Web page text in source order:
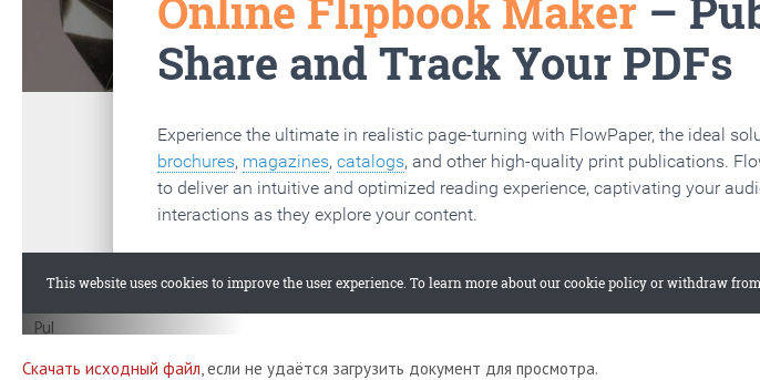
Скачать исходный файл, если не удаётся загрузить документ для просмотра.